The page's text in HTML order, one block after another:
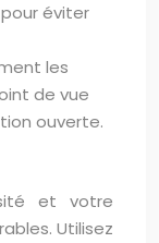
éviter
les
de vue
ouverte.
et votre
Utilisez